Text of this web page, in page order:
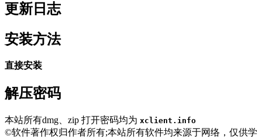
更新日志
安装方法
直接安装
解压密码
本站所有dmg、zip 打开密码均为 xclient.info
©软件著作权归作者所有;本站所有软件均来源于网络，仅供学